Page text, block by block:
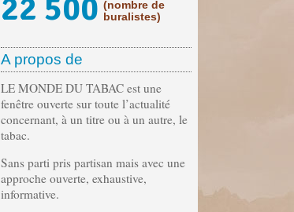
22 500 (nombre de
buralistes)
A propos de
LE MONDE DU TABAC est une
fenêtre ouverte sur toute l’actualité
concernant, à un titre ou à un autre, le
tabac.
Sans parti pris partisan mais avec une
approche ouverte, exhaustive,
informative.